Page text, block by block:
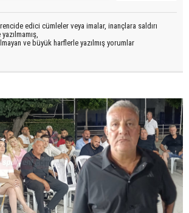
edici cümleler veya imalar, inançlara saldırı
ve büyük harflerle yazılmış yorumlar